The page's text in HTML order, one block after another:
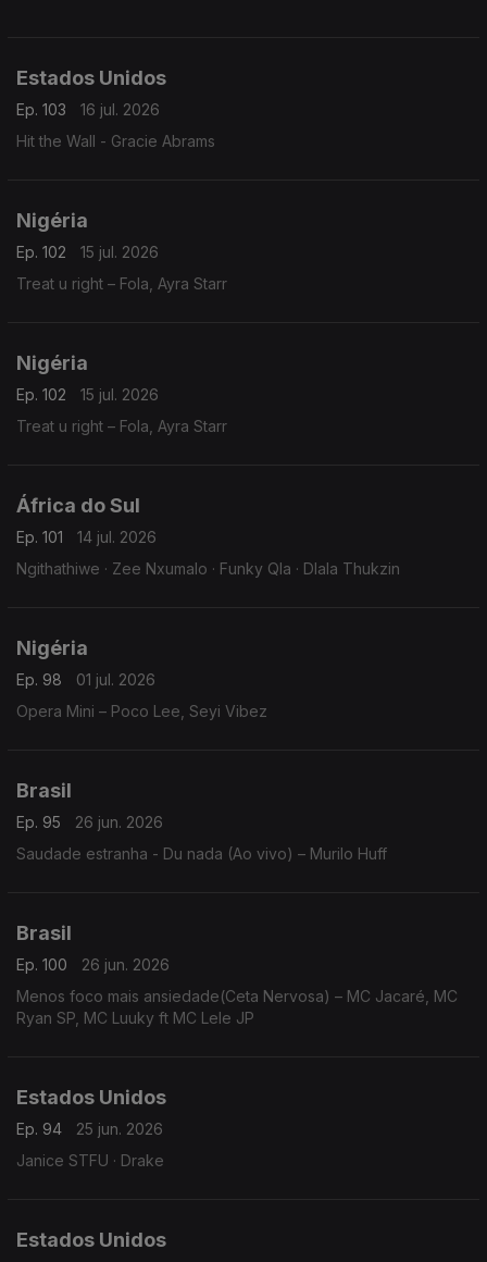
Estados Unidos
Ep. 103
16 jul. 2026
Hit the Wall - Gracie Abrams
Nigéria
Ep. 102
15 jul. 2026
Treat u right – Fola, Ayra Starr
Nigéria
Ep. 102
15 jul. 2026
Treat u right – Fola, Ayra Starr
África do Sul
Ep. 101
14 jul. 2026
Ngithathiwe · Zee Nxumalo · Funky Qla · Dlala Thukzin
Nigéria
Ep. 98
01 jul. 2026
Opera Mini – Poco Lee, Seyi Vibez
Brasil
Ep. 95
26 jun. 2026
Saudade estranha - Du nada (Ao vivo) – Murilo Huff
Brasil
Ep. 100
26 jun. 2026
Menos foco mais ansiedade(Ceta Nervosa) – MC Jacaré, MC
Ryan SP, MC Luuky ft MC Lele JP
Estados Unidos
Ep. 94
25 jun. 2026
Janice STFU · Drake
Estados Unidos